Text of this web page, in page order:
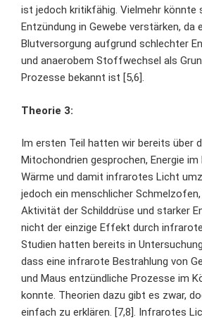
ist jedoch kritikfähig. Vielmehr könnte
Entzündung in Gewebe verstärken, da
Blutversorgung aufgrund schlechter
und anaerobem Stoffwechsel als
Prozesse bekannt ist [5,6].
Theorie 3:
Im ersten Teil hatten wir bereits über
Mitochondrien gesprochen, Energie im
Wärme und damit infrarotes Licht
jedoch ein menschlicher
Aktivität der Schilddrüse und starker
nicht der einzige Effekt durch
Studien hatten bereits in
dass eine infrarote Bestrahlung von
und Maus entzündliche Prozesse im
konnte. Theorien dazu gibt es zwar,
einfach zu erklären. [7,8]. Infrarotes